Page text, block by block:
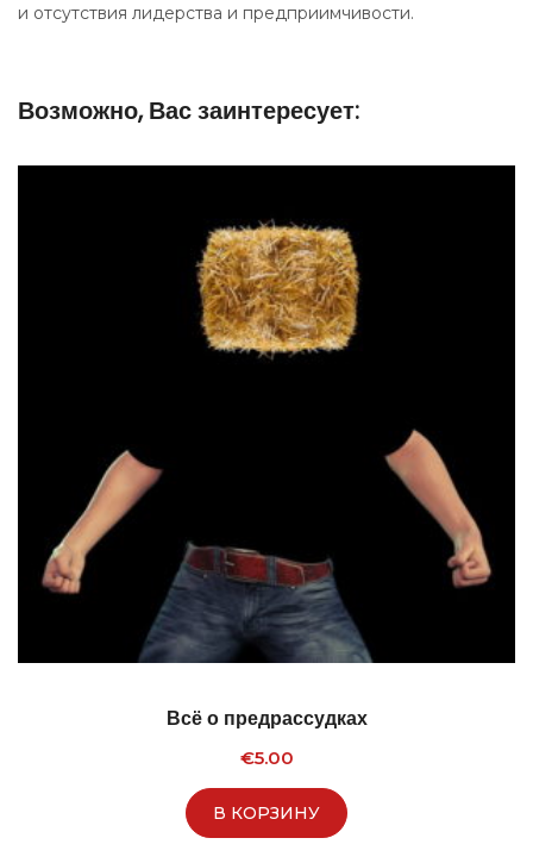
и отсутствия лидерства и предприимчивости.
Возможно, Вас заинтересует:
Всё о предрассудках
€5.00
В КОРЗИНУ